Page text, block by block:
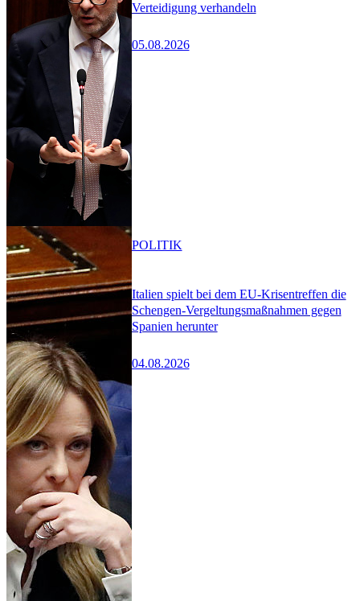
Verteidigung verhandeln
05.08.2026
Italien spielt bei dem EU-Krisentreffen die
Schengen-Vergeltungsmaßnahmen gegen
Spanien herunter
04.08.2026
POLITIK